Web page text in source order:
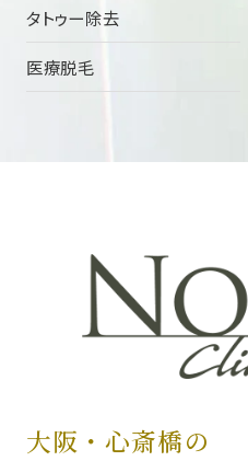
タトゥー除去
医療脱毛
大阪・心斎橋の